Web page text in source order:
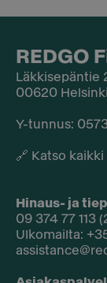
REDGO
Läkkisepäntie
00620 Helsinki
Y-tunnus:
🔗 Katso
Hinaus- ja
09 374 77 113
Ulkomailta: